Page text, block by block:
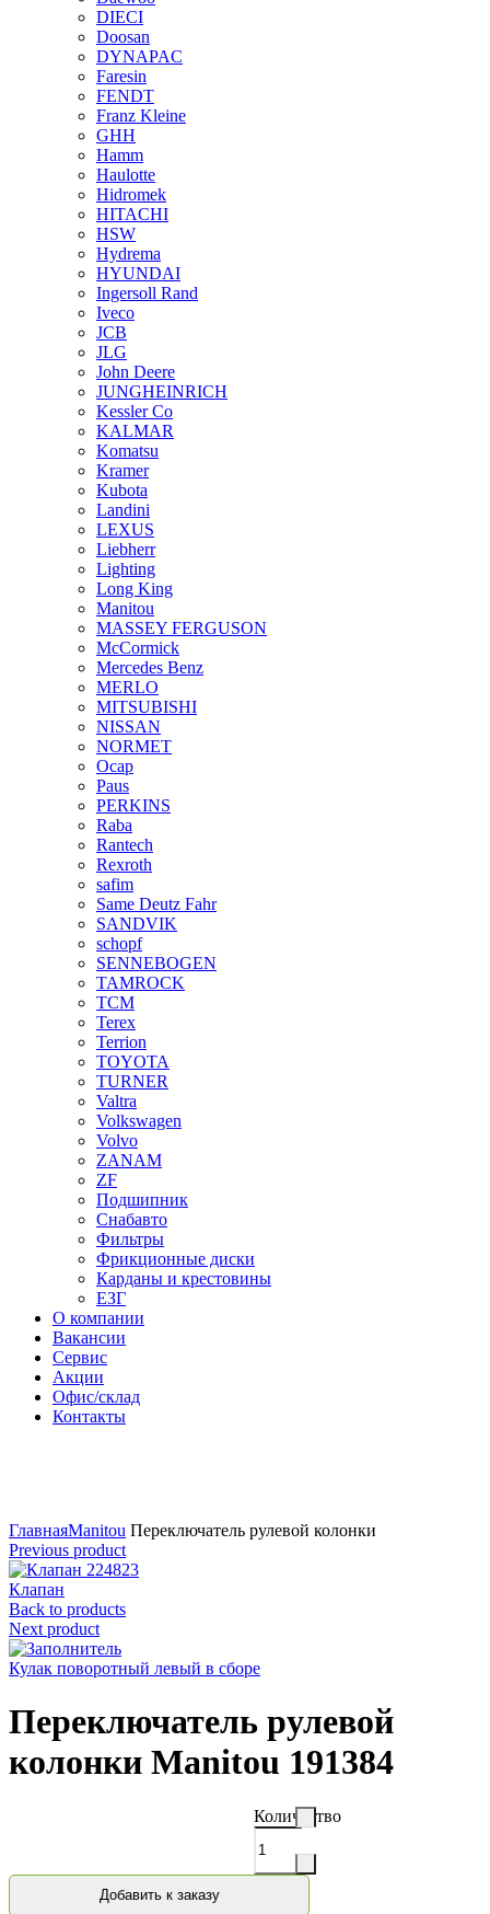
DIECI
Doosan
DYNAPAC
Faresin
FENDT
Franz Kleine
GHH
Hamm
Haulotte
Hidromek
HITACHI
HSW
Hydrema
HYUNDAI
Ingersoll Rand
Iveco
JCB
JLG
John Deere
JUNGHEINRICH
Kessler Co
KALMAR
Komatsu
Kramer
Kubota
Landini
LEXUS
Liebherr
Lighting
Long King
Manitou
MASSEY FERGUSON
McCormick
Mercedes Benz
MERLO
MITSUBISHI
NISSAN
NORMET
Ocap
Paus
PERKINS
Raba
Rantech
Rexroth
safim
Same Deutz Fahr
SANDVIK
schopf
SENNEBOGEN
TAMROCK
TCM
Terex
Terrion
TOYOTA
TURNER
Valtra
Volkswagen
Volvo
ZANAM
ZF
Подшипник
Снабавто
Фильтры
Фрикционные диски
Карданы и крестовины
ЕЗГ
О компании
Вакансии
Сервис
Акции
Офис/склад
Контакты
ГлавнаяManitou Переключатель рулевой колонки
Previous product
Клапан
Back to products
Next product
Кулак поворотный левый в сборе
Переключатель рулевой
колонки Manitou 191384
Количество
Добавить к заказу